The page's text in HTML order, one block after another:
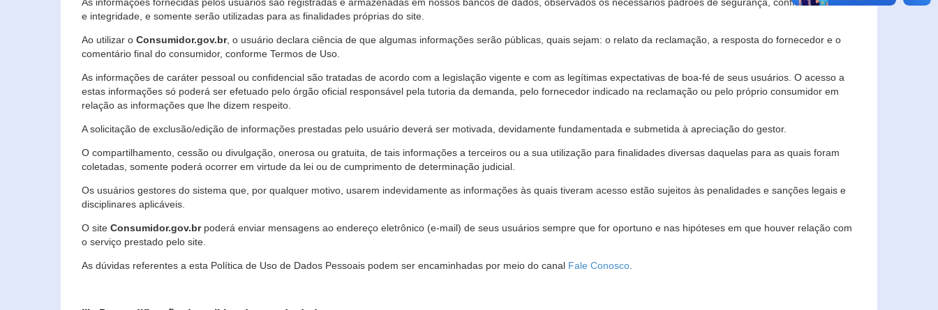
e integridade, e somente serão utilizadas para as finalidades próprias do site.
Ao utilizar o Consumidor.gov.br, o usuário declara ciência de que algumas informações serão públicas, quais sejam: o relato da reclamação, a resposta do fornecedor e o
comentário final do consumidor, conforme Termos de Uso.
As informações de caráter pessoal ou confidencial são tratadas de acordo com a legislação vigente e com as legítimas expectativas de boa-fé de seus usuários. O acesso a
estas informações só poderá ser efetuado pelo órgão oficial responsável pela tutoria da demanda, pelo fornecedor indicado na reclamação ou pelo próprio consumidor em
relação as informações que lhe dizem respeito.
A solicitação de exclusão/edição de informações prestadas pelo usuário deverá ser motivada, devidamente fundamentada e submetida à apreciação do gestor.
O compartilhamento, cessão ou divulgação, onerosa ou gratuita, de tais informações a terceiros ou a sua utilização para finalidades diversas daquelas para as quais foram
coletadas, somente poderá ocorrer em virtude da lei ou de cumprimento de determinação judicial.
Os usuários gestores do sistema que, por qualquer motivo, usarem indevidamente as informações às quais tiveram acesso estão sujeitos às penalidades e sanções legais e
disciplinares aplicáveis.
O site Consumidor.gov.brpoderá enviar mensagens ao endereço eletrônico (e-mail) de seus usuários sempre que for oportuno e nas hipóteses em que houver relação com
o serviço prestado pelo site.
As dúvidas referentes a esta Política de Uso de Dados Pessoais podem ser encaminhadas por meio do canal Fale Conosco